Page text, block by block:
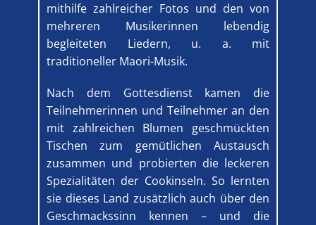
mithilfe zahlreicher Fotos und den von
mehreren Musikerinnen lebendig
begleiteten Liedern, u. a. mit
traditioneller Maori-Musik.
Nach dem Gottesdienst kamen die
Teilnehmerinnen und Teilnehmer an den
mit zahlreichen Blumen geschmückten
Tischen zum gemütlichen Austausch
zusammen und probierten die leckeren
Spezialitäten der Cookinseln. So lernten
sie dieses Land zusätzlich auch über den
Geschmackssinn kennen – und die